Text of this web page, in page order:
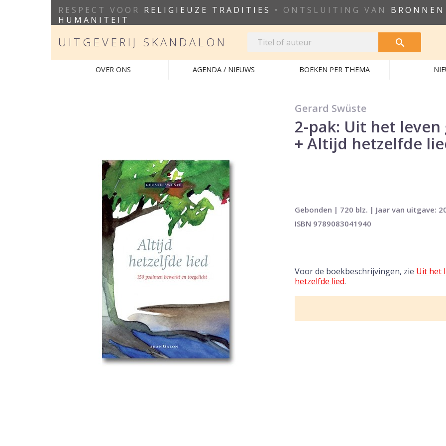
RESPECT VOOR RELIGIEUZE TRADITIES • ONTSLUITING VAN BRONNEN
HUMANITEIT
UITGEVERIJ SKANDALON 
OVER ONS AGENDA / NIEUWS BOEKEN PER THEMA
Gerard Swüste
2-pak: Uit het leven
+ Altijd hetzelfde
Gebonden | 720 blz. | Jaar van uitgave:
ISBN 9789083041940
Voor de boekbeschrijvingen, zie Uit het
hetzelfde lied.